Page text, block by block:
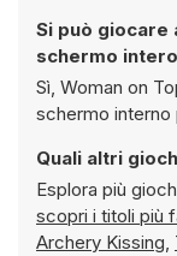
Si può giocare a
schermo
Sì, Woman on Top può essere giocato in
schermo
Quali altri
Esplora più
scopri i titoli più
Archery Kissing,